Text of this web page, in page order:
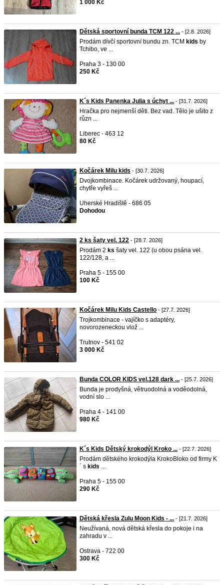
1 000 Kč
Dětská sportovní bunda TCM 122 ... - [2.8. 2026]
Prodám dívčí sportovní bundu zn. TCM kids by
Tchibo, ve ...
Praha 3 - 130 00
250 Kč
K´s Kids Panenka Julia s úchyt ... - [31.7. 2026]
Hračka pro nejmenší děti. Bez vad. Tělo je ušito z
různ ...
Liberec - 463 12
80 Kč
Kočárek Milu kids - [30.7. 2026]
Dvojkombinace. Kočárek udržovaný, houpací,
chytře vyřeš ...
Uherské Hradiště - 686 05
Dohodou
2 ks šaty vel. 122 - [28.7. 2026]
Prodám 2 ks šaty vel. 122 (u obou psána vel.
122/128, a ...
Praha 5 - 155 00
100 Kč
Kočárek Milu Kids Castello - [27.7. 2026]
Trojkombinace - vajíčko s adaptéry,
novorozeneckou vlož ...
Trutnov - 541 02
3 000 Kč
Bunda COLOR KIDS vel.128 dark ... - [25.7. 2026]
Bunda je prodyšná, větruodolná a voděodolná,
vodní slo ...
Praha 4 - 141 00
980 Kč
K´s Kids Dětský krokodýl Kroko ... - [22.7. 2026]
Prodám dětského krokodýla KrokoBloko od firmy K
´ s kids ...
Praha 5 - 155 00
290 Kč
Dětská křesla Zulu Moon Kids - ... - [21.7. 2026]
Neužívaná, nová dětská křesla do pokoje i na
zahradu v ...
Ostrava - 722 00
300 Kč